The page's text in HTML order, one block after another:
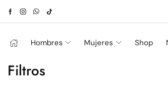
Hombres Mujeres Shop
Filtros